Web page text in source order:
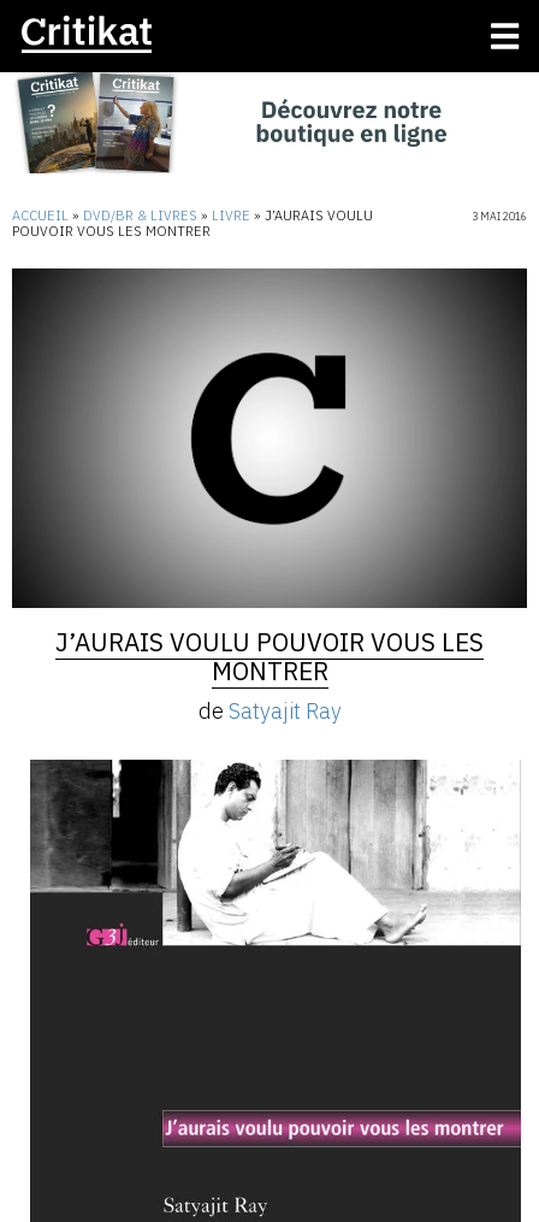
ACCUEIL » DVD/BR & LIVRES » LIVRE » J’AURAIS VOULU
POUVOIR VOUS LES MONTRER
3 MAI 2016
J’AURAIS VOULU POUVOIR VOUS LES
MONTRER
de Satyajit Ray